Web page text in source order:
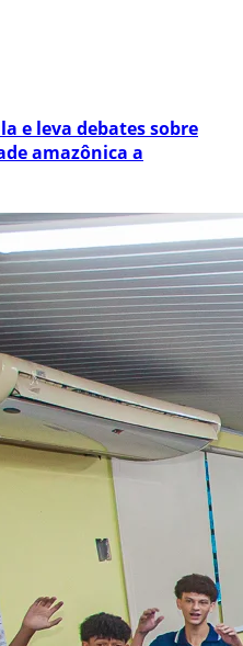
e leva debates sobre
amazônica a